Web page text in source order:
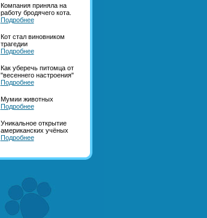
Компания приняла на
работу бродячего кота.
Подробнее
Кот стал виновником
трагедии
Подробнее
Как уберечь питомца от
"весеннего настроения"
Подробнее
Мумии животных
Подробнее
Уникальное открытие
американских учёных
Подробнее